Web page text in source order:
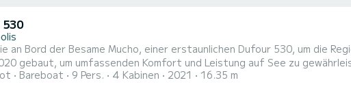
an Bord der Besame Mucho, einer erstaunlichen Dufour 530, um die
um umfassenden Komfort und Leistung auf See zu gewährleisten. Das Segelboot ist 16 Meter lang
bieten während der Fahrt Platz für 9 Passagiere. Für Ihren Komfort verfügt Besame Mucho über 2 Toiletten
Bareboat 9 Pers. 4 Kabinen 2021 16.35 m